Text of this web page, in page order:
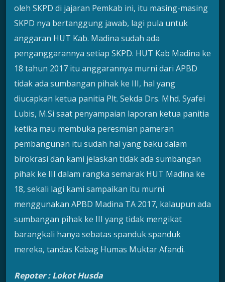
oleh SKPD di jajaran Pemkab ini, itu masing-masing
SKPD nya bertanggung jawab, lagi pula untuk
anggaran HUT Kab. Madina sudah ada
penganggarannya setiap SKPD. HUT Kab Madina ke
18 tahun 2017 itu anggarannya murni dari APBD
tidak ada sumbangan pihak ke III, hal yang
diucapkan ketua panitia Plt. Sekda Drs. Mhd. Syafei
Lubis, M.Si saat penyampaian laporan ketua panitia
ketika mau membuka peresmian pameran
pembangunan itu sudah hal yang baku dalam
birokrasi dan kami jelaskan tidak ada sumbangan
pihak ke III dalam rangka semarak HUT Madina ke
18, sekali lagi kami sampaikan itu murni
menggunakan APBD Madina TA 2017, kalaupun ada
sumbangan pihak ke III yang tidak mengikat
barangkali hanya sebatas spanduk spanduk
mereka, tandas Kabag Humas Muktar Afandi.
Repoter : Lokot Husda